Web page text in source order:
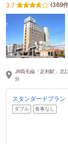
3.7
(369
JR両毛線「足利駅」北
分
スタンダードプラン
ダブル 食事なし